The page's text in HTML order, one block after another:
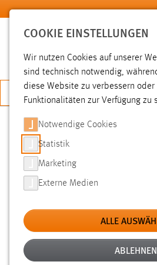
Zum Hauptinhalt springen
JETZT
SUCHE
FILTER
Typ
Erstellungsdatum
COOKIE EINSTELLUNGEN
Wir nutzen Cookies auf unserer
sind technisch notwendig,
diese Website zu verbessern oder
Funktionalitäten zur Verfügung zu
Notwendige Cookies
Statistik
Marketing
Externe Medien
ALLE
ABLEHNEN